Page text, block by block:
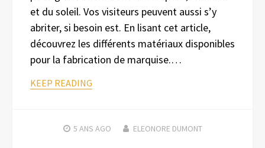
et du soleil. Vos visiteurs peuvent aussi s’y
abriter, si besoin est. En lisant cet article,
découvrez les différents matériaux disponibles
pour la fabrication de marquise.…
KEEP READING
5 ANS AGO ELEONORE DUMONT